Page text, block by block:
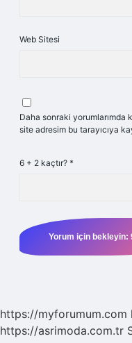
Web Sitesi
Daha sonraki yorumlarımda
site adresim bu tarayıcıya
6 + 2 kaçtır? *
https://myforumum.com
https://asrimoda.com.tr